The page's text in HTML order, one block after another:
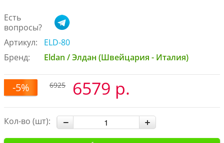
Есть
вопросы?
Артикул:
ELD-80
Бренд:
Eldan / Элдан (Швейцария - Италия)
-5% 6925 6579 р.
Кол-во (шт):